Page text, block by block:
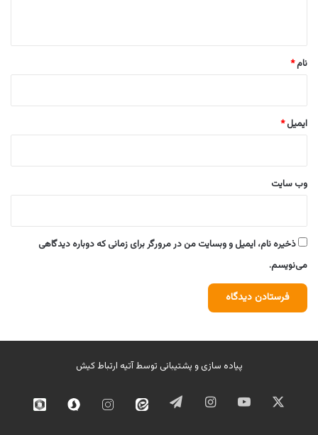
نام*
ایمیل*
وب‌ سایت
ذخیره نام، ایمیل و وبسایت من در مرورگر برای زمانی که دوباره دیدگاهی
می‌نویسم.
پیاده سازی و پشتیبانی توسطآتیه ارتباط کیش
ایکس یوتیوب اینستاگرامتلگرام ایتا
اینستاگرامسروش